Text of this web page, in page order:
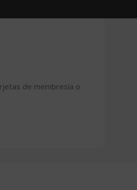
de membresía o